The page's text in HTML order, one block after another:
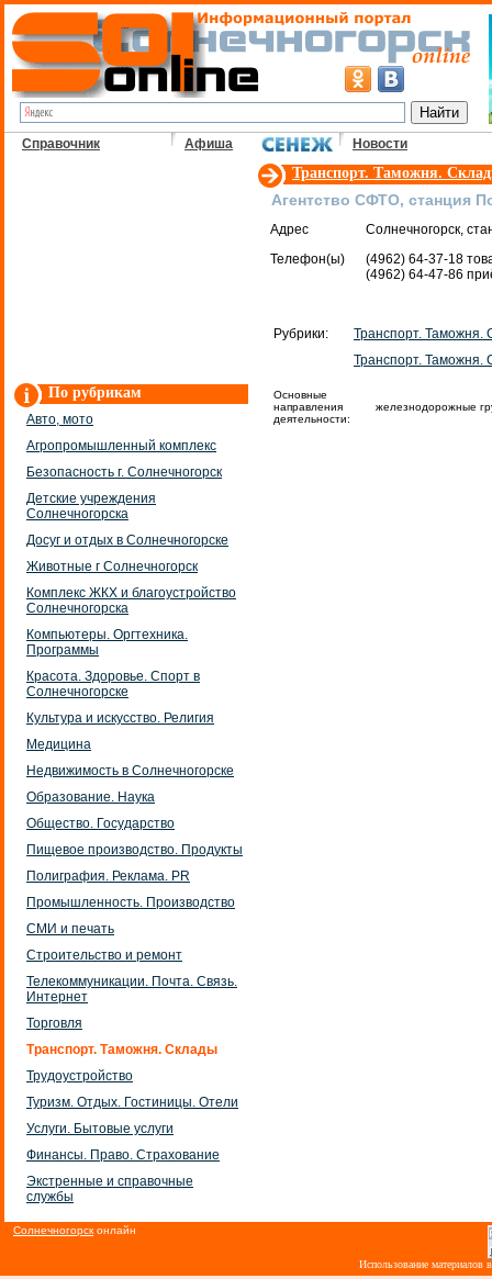
Справочник Афиша Новости
По рубрикам
Авто, мото
Агропромышленный комплекс
Безопасность г. Солнечногорск
Детские учреждения
Солнечногорска
Досуг и отдых в Солнечногорске
Животные г Солнечногорск
Комплекс ЖКХ и благоустройство
Солнечногорска
Компьютеры. Оргтехника.
Программы
Красота. Здоровье. Спорт в
Солнечногорске
Культура и искусство. Религия
Медицина
Недвижимость в Солнечногорске
Образование. Наука
Общество. Государство
Пищевое производство. Продукты
Полиграфия. Реклама. PR
Промышленность. Производство
СМИ и печать
Строительство и ремонт
Телекоммуникации. Почта. Связь.
Интернет
Торговля
Транспорт. Таможня. Склады
Трудоустройство
Туризм. Отдых. Гостиницы. Отели
Услуги. Бытовые услуги
Финансы. Право. Страхование
Экстренные и справочные
службы
Транспорт. Таможня.
Агентство СФТО, станция
Адрес
Солнечногорск,
Телефон(ы)
(4962) 64-37-18
(4962) 64-47-86
Рубрики:
Транспорт. Таможня.
Транспорт. Таможня.
Основные
направления
деятельности:
железнодорожные
Солнечногорск онлайн
Использование материалов